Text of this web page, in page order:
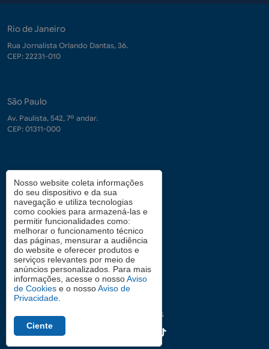
Rio de Janeiro
Rua Jornalista Orlando Dantas, 36.
CEP: 22231-010
São Paulo
Av. Paulista, 542, 7º andar.
CEP: 01311-000
Contrate-nos
demanda.conhecimento@fgv.br
+ 55 (21) 3799-6066
Atendimento aos candidatos
0800 2834628
Siga nas redes
Nosso website coleta informações
do seu dispositivo e da sua
navegação e utiliza tecnologias
como cookies para armazená-las e
permitir funcionalidades como:
melhorar o funcionamento técnico
das páginas, mensurar a audiência
do website e oferecer produtos e
serviços relevantes por meio de
anúncios personalizados. Para mais
informações, acesse o nossoAviso
de Cookies e o nossoAviso de
Privacidade
Ciente